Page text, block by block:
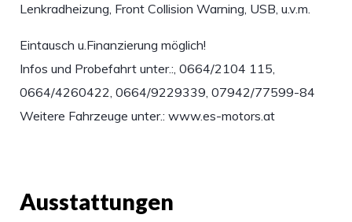
Lenkradheizung, Front Collision Warning, USB, u.v.m.
Eintausch u.Finanzierung möglich!
Infos und Probefahrt unter.:, 0664/2104 115,
0664/4260422, 0664/9229339, 07942/77599-84
Weitere Fahrzeuge unter.: www.es-motors.at
Ausstattungen